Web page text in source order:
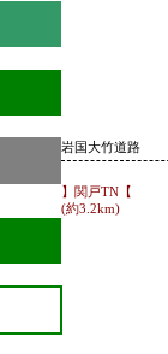
岩国大竹道路
】関戸TN【
(約3.2km)